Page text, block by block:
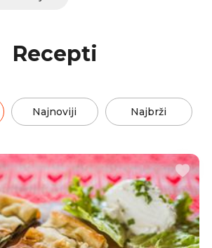
Recepti
Najnoviji Najbrži